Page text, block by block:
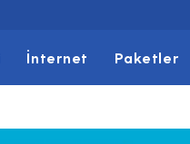
İnternet Paketler